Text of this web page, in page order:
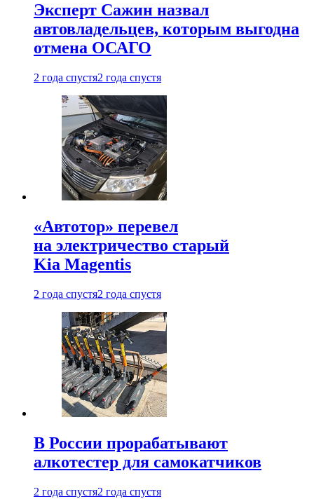
Эксперт Сажин назвал
автовладельцев, которым выгодна
отмена ОСАГО
2 года спустя2 года спустя
«Автотор» перевел
на электричество старый
Kia Magentis
2 года спустя2 года спустя
В России прорабатывают
алкотестер для самокатчиков
2 года спустя2 года спустя